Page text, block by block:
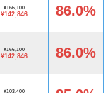
¥166,100
¥142,846 86.0%
¥166,100
¥142,846 86.0%
¥103,400